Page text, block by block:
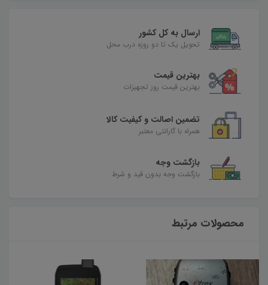
ارسال به کل کشور
تحویل یک تا دو روزه درب محل
بهترین قیمت
بهترین قیمت روز تجهیزات
تضمین اصالت و کیفیت کالا
همراه با گارانتی معتبر
بازگشت وجه
بازگشت وجه بدون قید و شرط
محصولات مرتبط